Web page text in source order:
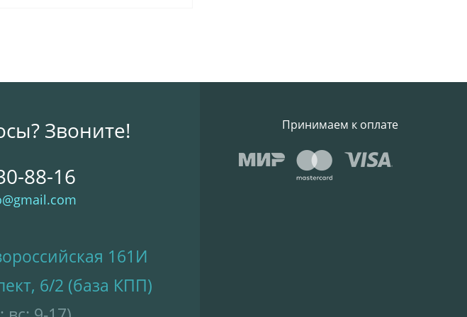
Звоните!
88-16
161И
6/2 (база КПП)
Принимаем к оплате